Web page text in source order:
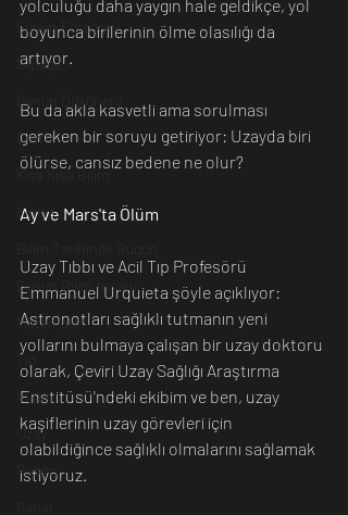
Günün Fotoğrafı
Biyoloji
Günün Düşüneni
Çevre
Kısa Kısa Bilim
Kimya
Günün Bilim İnsanı
Matematik
Tıp
İnsan
Uzay
Resim
yolculuğu daha yaygın hale geldikçe, yol
boyunca birilerinin ölme olasılığı da
artıyor.
Bu da akla kasvetli ama sorulması
gereken bir soruyu getiriyor: Uzayda biri
ölürse, cansız bedene ne olur?
Ay ve Mars'ta Ölüm
Uzay Tıbbı ve Acil Tıp Profesörü
Emmanuel Urquieta şöyle açıklıyor:
Astronotları sağlıklı tutmanın yeni
yollarını bulmaya çalışan bir uzay doktoru
olarak, Çeviri Uzay Sağlığı Araştırma
Enstitüsü'ndeki ekibim ve ben, uzay
kaşiflerinin uzay görevleri için
olabildiğince sağlıklı olmalarını sağlamak
istiyoruz.